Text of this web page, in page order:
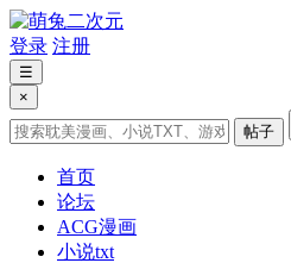
登录 注册
☰
×
帖子
首页
论坛
ACG漫画
小说txt